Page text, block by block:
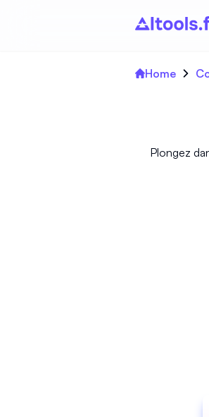
Home
Plongez